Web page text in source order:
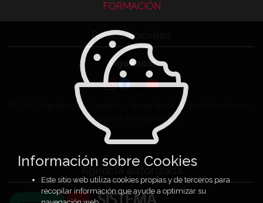
FORMACIÓN
Redes Sociales
Síguenos:
© 2025 Diputació de Castelló - Servei de Promoció Econòmica i
Relacions Internacionals
Agencia autorizada
Información sobre Cookies
Este sitio web utiliza cookies propias y de terceros para
recopilar información que ayude a optimizar su